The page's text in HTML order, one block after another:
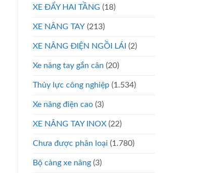
XE ĐẨY HAI TẦNG (18)
XE NÂNG TAY (213)
XE NÂNG ĐIỆN NGỒI LÁI (2)
Xe nâng tay gắn cân (20)
Thủy lực công nghiệp (1.534)
Xe nâng điện cao (3)
XE NÂNG TAY INOX (22)
Chưa được phân loại (1.780)
Bộ càng xe nâng (3)